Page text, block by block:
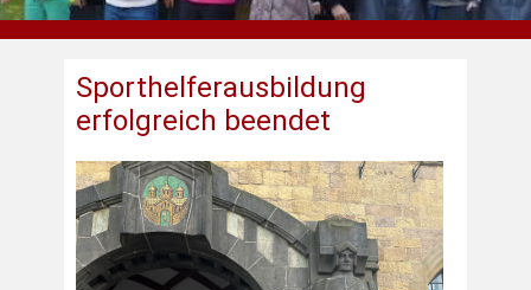
Sporthelferausbildung
erfolgreich beendet